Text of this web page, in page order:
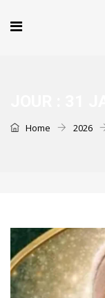
Home 2026